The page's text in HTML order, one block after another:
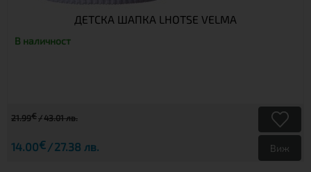
ДЕТСКА ШАПКА LHOTSE VELMA
В наличност
21.99€ 43.01 лв.
14.00€ 27.38 лв. Виж